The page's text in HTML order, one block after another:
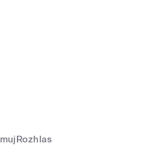
mujRozhlas